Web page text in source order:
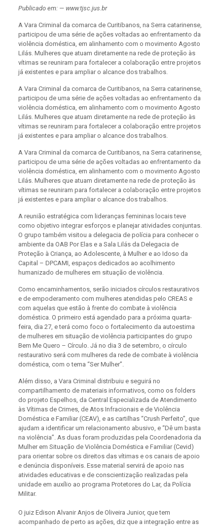
Publicado em: — www.tjsc.jus.br
A Vara Criminal da comarca de Curitibanos, na Serra catarinense,
participou de uma série de ações voltadas ao enfrentamento da
violência doméstica, em alinhamento com o movimento Agosto
Lilás. Mulheres que atuam diretamente na rede de proteção às
vítimas se reuniram para fortalecer a colaboração entre projetos
já existentes e para ampliar o alcance dos trabalhos.
A Vara Criminal da comarca de Curitibanos, na Serra catarinense,
participou de uma série de ações voltadas ao enfrentamento da
violência doméstica, em alinhamento com o movimento Agosto
Lilás. Mulheres que atuam diretamente na rede de proteção às
vítimas se reuniram para fortalecer a colaboração entre projetos
já existentes e para ampliar o alcance dos trabalhos.
A Vara Criminal da comarca de Curitibanos, na Serra catarinense,
participou de uma série de ações voltadas ao enfrentamento da
violência doméstica, em alinhamento com o movimento Agosto
Lilás. Mulheres que atuam diretamente na rede de proteção às
vítimas se reuniram para fortalecer a colaboração entre projetos
já existentes e para ampliar o alcance dos trabalhos.
A reunião estratégica com lideranças femininas locais teve
como objetivo integrar esforços e planejar atividades conjuntas.
O grupo também visitou a delegacia de polícia para conhecer o
ambiente da OAB Por Elas e a Sala Lilás da Delegacia de
Proteção à Criança, ao Adolescente, à Mulher e ao Idoso da
Capital – DPCAMI, espaços dedicados ao acolhimento
humanizado de mulheres em situação de violência.
Como encaminhamentos, serão iniciados círculos restaurativos
e de empoderamento com mulheres atendidas pelo CREAS e
com aquelas que estão à frente do combate à violência
doméstica. O primeiro está agendado para a próxima quarta-
feira, dia 27, e terá como foco o fortalecimento da autoestima
de mulheres em situação de violência participantes do grupo
Bem Me Quero – Círculo. Já no dia 3 de setembro, o círculo
restaurativo será com mulheres da rede de combate à violência
doméstica, com o tema “Ser Mulher”.
Além disso, a Vara Criminal distribuiu e seguirá no
compartilhamento de materiais informativos, como os folders
do projeto Espelhos, da Central Especializada de Atendimento
às Vítimas de Crimes, de Atos Infracionais e de Violência
Doméstica e Familiar (CEAV), e as cartilhas “Crush Perfeito”, que
ajudam a identificar um relacionamento abusivo, e “Dê um basta
na violência”. As duas foram produzidas pela Coordenadoria da
Mulher em Situação de Violência Doméstica e Familiar (Cevid)
para orientar sobre os direitos das vítimas e os canais de apoio
e denúncia disponíveis. Esse material servirá de apoio nas
atividades educativas e de conscientização realizadas pela
unidade em auxílio ao programa Protetores do Lar, da Polícia
Militar.
O juiz Edison Alvanir Anjos de Oliveira Junior, que tem
acompanhado de perto as ações, diz que a integração entre as